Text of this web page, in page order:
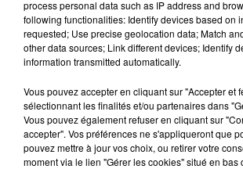
0:00
2 novembre 2023 - 8 min
LE JOURNAL DU 02/11/2023-DU
POUR CEUX .....
process personal data such as IP address and
following functionalities: Identify devices based on
requested; Use precise geolocation data; Match
other data sources; Link different devices; Identify
information transmitted automatically.
Vous pouvez accepter en cliquant sur "Accepter et
sélectionnant les finalités et/ou partenaires dans
Vous pouvez également refuser en cliquant sur
accepter". Vos préférences ne s'appliqueront que
pouvez mettre à jour vos choix, ou retirer votre
moment via le lien "Gérer les cookies" situé en bas